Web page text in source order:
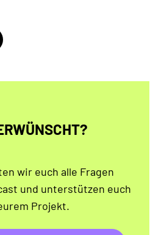
wir euch alle Fragen
und unterstützen euch
Projekt.